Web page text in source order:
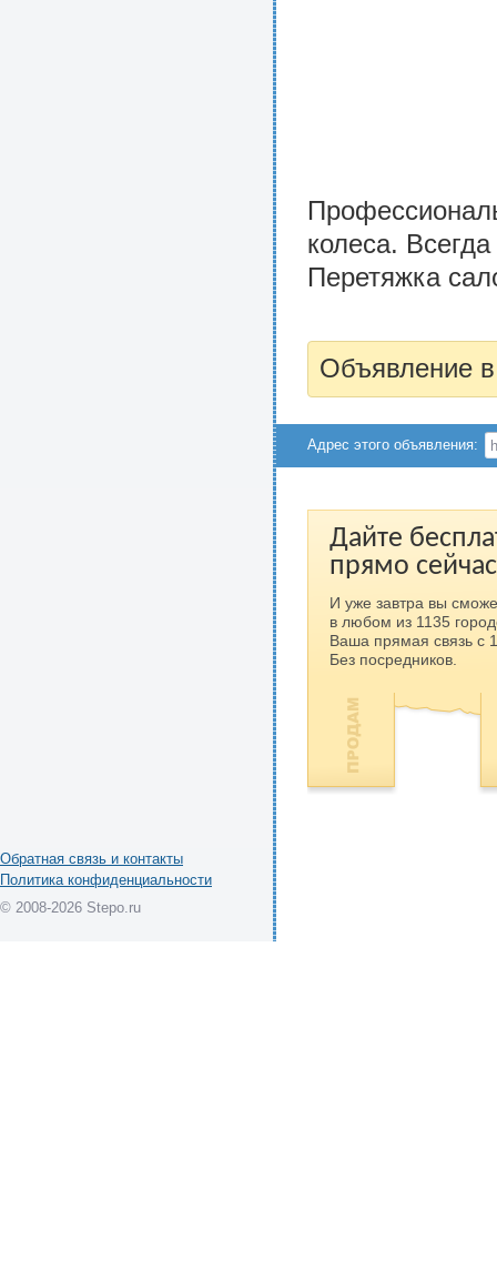
колеса.
Перетяжка
Объявление
Адрес этого объявления:
Дайте
прямо
И уже завтра вы
в любом из 1135
Ваша прямая связь с
Без посредников.
Обратная связь и контакты
Политика конфиденциальности
© 2008-2026 Stepo.ru